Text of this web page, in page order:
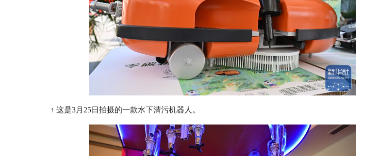
↑ 这是3月25日拍摄的一款水下清污机器人。